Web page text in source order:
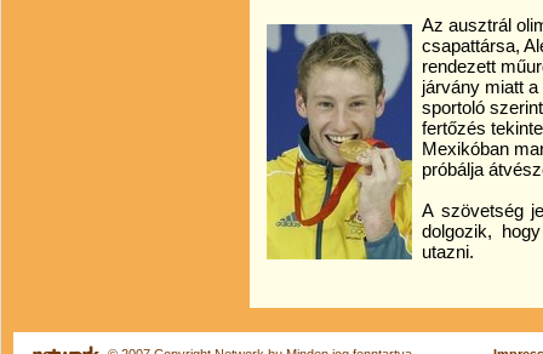
Az ausztrál
csapattársa,
rendezett
járvány miatt
sportoló
fertőzés
Mexikóban
próbálja
A szövetség
dolgozik,
utazni.